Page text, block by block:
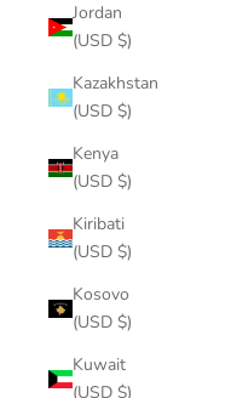
Jordan
(USD $)
Kazakhstan
(USD $)
Kenya
(USD $)
Kiribati
(USD $)
Kosovo
(USD $)
Kuwait
(USD $)